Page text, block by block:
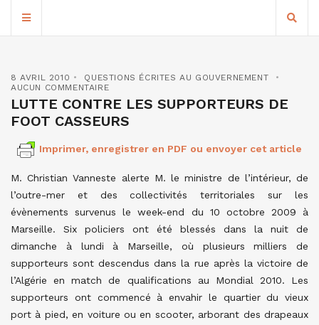
8 AVRIL 2010
QUESTIONS ÉCRITES AU GOUVERNEMENT
AUCUN COMMENTAIRE
LUTTE CONTRE LES SUPPORTEURS DE
FOOT CASSEURS
Imprimer, enregistrer en PDF ou envoyer cet article
M. Christian Vanneste alerte M. le ministre de l’intérieur, de
l’outre-mer et des collectivités territoriales sur les
évènements survenus le week-end du 10 octobre 2009 à
Marseille. Six policiers ont été blessés dans la nuit de
dimanche à lundi à Marseille, où plusieurs milliers de
supporteurs sont descendus dans la rue après la victoire de
l’Algérie en match de qualifications au Mondial 2010. Les
supporteurs ont commencé à envahir le quartier du vieux
port à pied, en voiture ou en scooter, arborant des drapeaux